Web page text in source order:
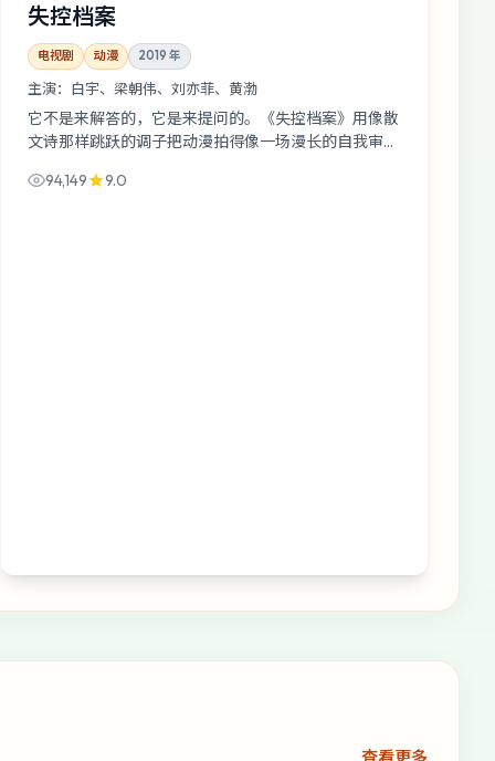
失控档案
电视剧 动漫 2019 年
主演： 白宇、梁朝伟、刘亦菲、黄渤
它不是来解答的，它是来提问的。《失控档案》用像散
文诗那样跳跃的调子把动漫拍得像一场漫长的自我审
排。94,149 9.0